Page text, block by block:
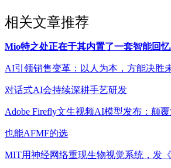
相关文章推荐
Mio特之处正在于其内置了一套智能回
AI引领销售变革：以人为本，方能决胜
对话式AI会持续深耕手艺研发
Adobe Firefly文生视频AI模型发布：颠
也能AFMF的选
MIT用神经网络重现生物视觉系统，发